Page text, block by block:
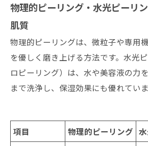
物理的ピーリング・水光ピーリ
肌質
物理的ピーリングは、微粒子や専用
を優しく磨き上げる方法です。水光
ロピーリング）は、水や美容液の力
まで洗浄し、保湿効果にも優れていま
項目 物理的ピーリング